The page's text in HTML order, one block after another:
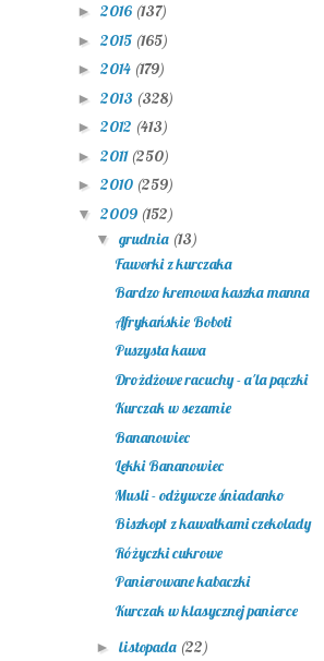
► 2016 (137)
► 2015 (165)
► 2014 (179)
► 2013 (328)
► 2012 (413)
► 2011 (250)
► 2010 (259)
▼ 2009 (152)
▼ grudnia (13)
Faworki z kurczaka
Bardzo kremowa kaszka manna
Afrykańskie Boboti
Puszysta kawa
Drożdżowe racuchy - a'la pączki
Kurczak w sezamie
Bananowiec
Lekki Bananowiec
Musli - odżywcze śniadanko
Biszkopt z kawałkami czekolady
Różyczki cukrowe
Panierowane kabaczki
Kurczak w klasycznej panierce
► listopada (22)